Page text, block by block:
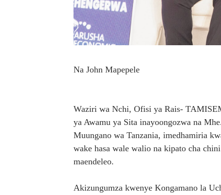
TANZANIA KUNUFAIKA NA
TIRDO YAJA NA
WANAWAKE TFC NYENZO
Na John Mapepele
Waziri wa Nchi, Ofisi ya Rais-
ya Awamu ya Sita inayoongozwa na
Muungano wa Tanzania, imedhamiria
wake hasa wale walio na kipato cha
maendeleo.
Akizungumza kwenye Kongamano la